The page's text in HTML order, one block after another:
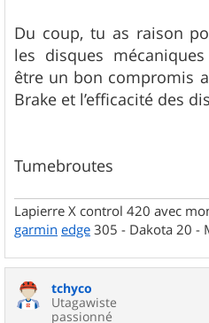
Du coup, tu as raison
les disques
être un bon compromis
Brake et l’efficacité des
Tumebroutes
Lapierre X control 420 avec
garmin edge 305 - Dakota 20 -
tchyco
Utagawiste
passionné